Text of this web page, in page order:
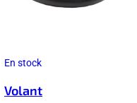
En stock
Volant